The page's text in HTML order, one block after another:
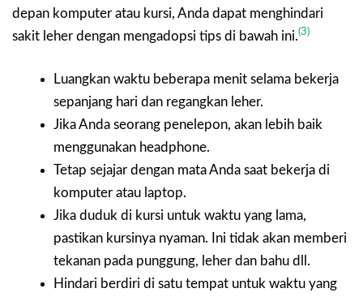
depan komputer atau kursi, Anda dapat menghindari
sakit leher dengan mengadopsi tips di bawah ini.(3)
Luangkan waktu beberapa menit selama bekerja
sepanjang hari dan regangkan leher.
Jika Anda seorang penelepon, akan lebih baik
menggunakan headphone.
Tetap sejajar dengan mata Anda saat bekerja di
komputer atau laptop.
Jika duduk di kursi untuk waktu yang lama,
pastikan kursinya nyaman. Ini tidak akan memberi
tekanan pada punggung, leher dan bahu dll.
Hindari berdiri di satu tempat untuk waktu yang